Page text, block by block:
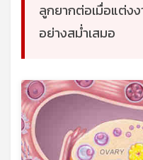
ลูกยากต่อเมื่อแต่ง
อย่างสม่ำเสมอ